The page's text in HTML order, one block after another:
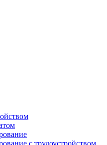
с трудоустройством